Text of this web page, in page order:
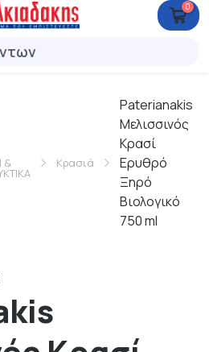
0
& Κρασιά
Paterianakis
Μελισσινός
Κρασί
Ερυθρό
Ξηρό
Βιολογικό
750 ml